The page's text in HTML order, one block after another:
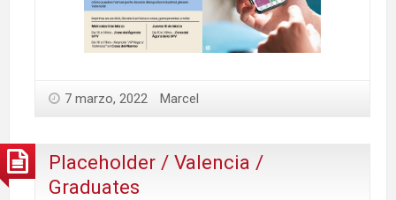
7 marzo, 2022 Marcel
Placeholder / Valencia /
Graduates